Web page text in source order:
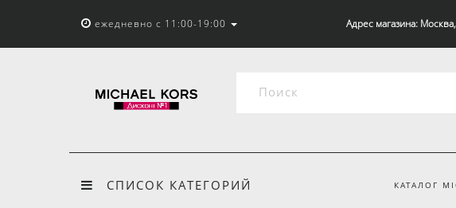
ежедневно с 11:00-19:00 Адрес магазина:
СПИСОК КАТЕГОРИЙ КАТАЛОГ